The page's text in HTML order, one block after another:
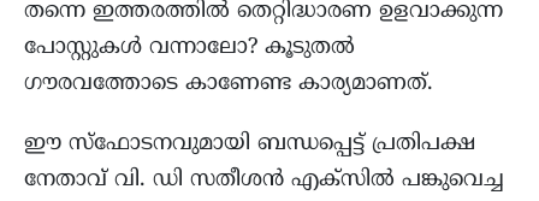
തന്നെ ഇത്തരത്തിൽ തെറ്റിദ്ധാരണ ഉളവാക്കുന്ന
പോസ്റ്റുകൾ വന്നാലോ? കൂടുതൽ
ഗൗരവത്തോടെ കാണേണ്ട കാര്യമാണത്.
ഈ സ്ഫോടനവുമായി ബന്ധപ്പെട്ട് പ്രതിപക്ഷ
നേതാവ് വി. ഡി സതീശൻ എക്‌സിൽ പങ്കുവെച്ച